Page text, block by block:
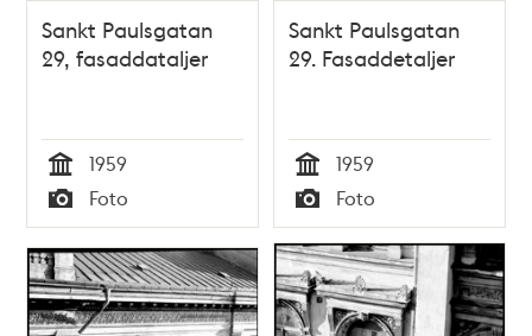
Sankt Paulsgatan
29, fasaddataljer
Tid
1959
Typ
Foto
Sankt Paulsgatan
29. Fasaddetaljer
Tid
1959
Typ
Foto